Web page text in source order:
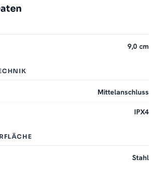
9,0 cm
Mittelanschluss
IPX4
Stahl